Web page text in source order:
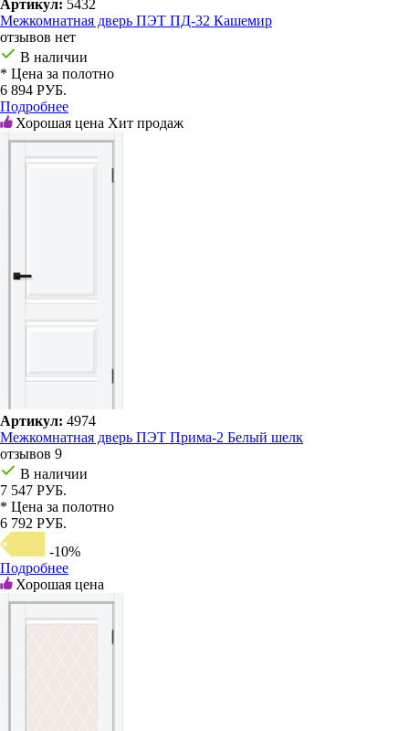
Артикул: 5432
Межкомнатная дверь ПЭТ ПД-32 Кашемир
отзывов нет
В наличии
* Цена за полотно
6 894 РУБ.
Подробнее
Хорошая цена Хит продаж
Артикул: 4974
Межкомнатная дверь ПЭТ Прима-2 Белый шелк
отзывов 9
В наличии
7 547 РУБ.
* Цена за полотно
6 792 РУБ.
-10%
Подробнее
Хорошая цена